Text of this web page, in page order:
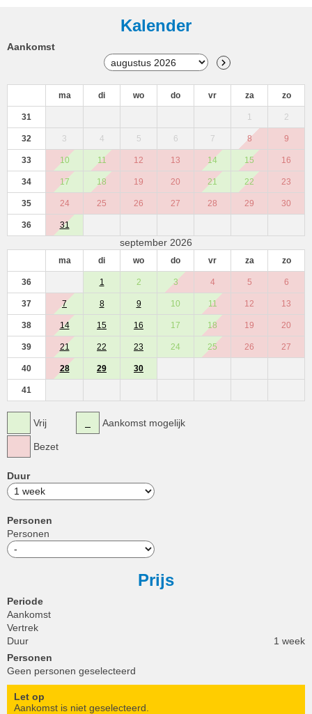
Kalender
Aankomst
ma di wo do vr za zo
31 1 2
32 3 4 5 6 7 8 9
33 10 11 12 13 14 15 16
34 17 18 19 20 21 22 23
35 24 25 26 27 28 29 30
36 31
september 2026
ma di wo do vr za zo
36 1 2 3 4 5 6
37 7 8 9 10 11 12 13
38 14 15 16 17 18 19 20
39 21 22 23 24 25 26 27
40 28 29 30
41
Vrij
Bezet
Aankomst mogelijk
Duur
Personen
Personen
Prijs
Periode
Aankomst
Vertrek
Duur
1 week
Personen
Geen personen geselecteerd
Let op
Aankomst is niet geselecteerd.